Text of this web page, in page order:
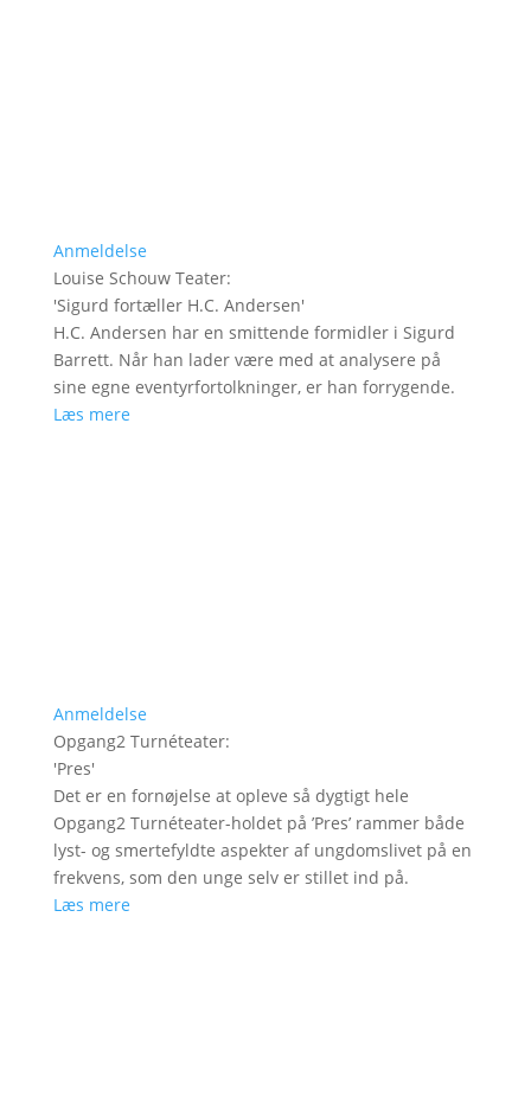
Anmeldelse
Louise Schouw Teater:
'Sigurd fortæller H.C. Andersen'
H.C. Andersen har en smittende formidler i Sigurd
Barrett. Når han lader være med at analysere på
sine egne eventyrfortolkninger, er han forrygende.
Læs mere
Anmeldelse
Opgang2 Turnéteater:
'Pres'
Det er en fornøjelse at opleve så dygtigt hele
Opgang2 Turnéteater-holdet på ’Pres’ rammer både
lyst- og smertefyldte aspekter af ungdomslivet på en
frekvens, som den unge selv er stillet ind på.
Læs mere